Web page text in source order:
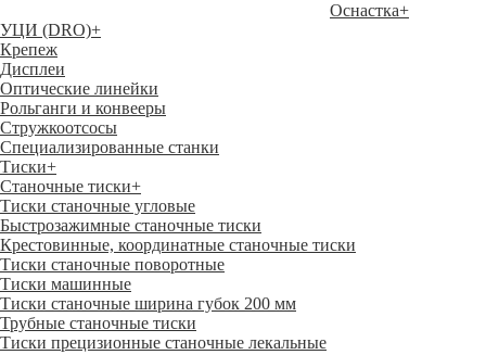
Оснастка+
УЦИ (DRO)+
Крепеж
Дисплеи
Оптические линейки
Рольганги и конвееры
Стружкоотсосы
Специализированные станки
Тиски+
Станочные тиски+
Тиски станочные угловые
Быстрозажимные станочные тиски
Крестовинные, координатные станочные тиски
Тиски станочные поворотные
Тиски машинные
Тиски станочные ширина губок 200 мм
Трубные станочные тиски
Тиски прецизионные станочные лекальные